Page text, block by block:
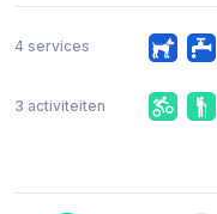
4 services
3 activiteiten